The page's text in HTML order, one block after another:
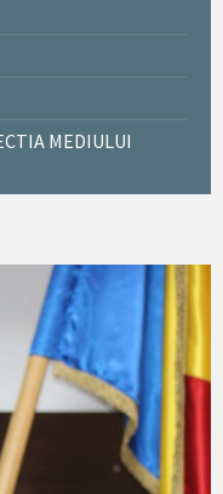
MEDIULUI